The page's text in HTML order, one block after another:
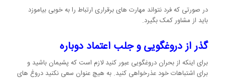
در صورتی که فرد نتواند مهارت های برقراری ارتباط را به خوبی بیاموزد
باید از مشاور کمک بگیرد.
گذر از دروغگویی و جلب اعتماد دوباره
برای اینکه از بحران دروغگویی عبور کنید لازم است که پشیمان باشید و
برای اشتباهات خود عذرخواهی کنید. به هیچ عنوان سعی نکنید دروغ های